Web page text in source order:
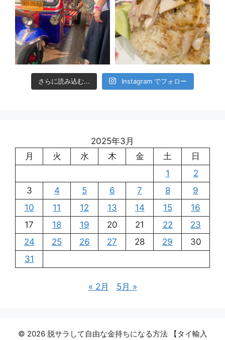
さらに読み込む... Instagram でフォロー
2025年3月
月
火 水 木 金 土
日
1
2
3
4 5 6 7 8
9
10
11 12 13 14 15
16
17
18 19 20 21 22
23
24
25 26 27 28 29
30
31
« 2月 5月 »
© 2026 脱サラして自由な金持ちになる方法 【タイ輸入